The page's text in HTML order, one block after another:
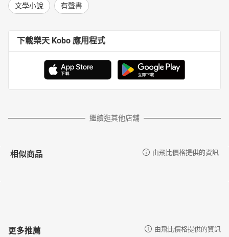
文學小說 有聲書
下載樂天 Kobo 應用程式
繼續逛其他店舖
相似商品 由飛比價格提供的資訊
更多推薦 由飛比價格提供的資訊